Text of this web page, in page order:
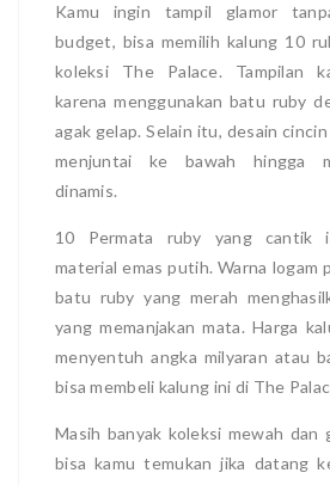
Kamu ingin tampil glamor
budget, bisa memilih kalung 10
koleksi The Palace. Tampilan
karena menggunakan batu ruby
agak gelap. Selain itu, desain
menjuntai ke bawah hingga
dinamis.
10 Permata ruby yang cantik
material emas putih. Warna logam
batu ruby yang merah
yang memanjakan mata. Harga
menyentuh angka milyaran atau
bisa membeli kalung ini di The
Masih banyak koleksi mewah dan
bisa kamu temukan jika datang